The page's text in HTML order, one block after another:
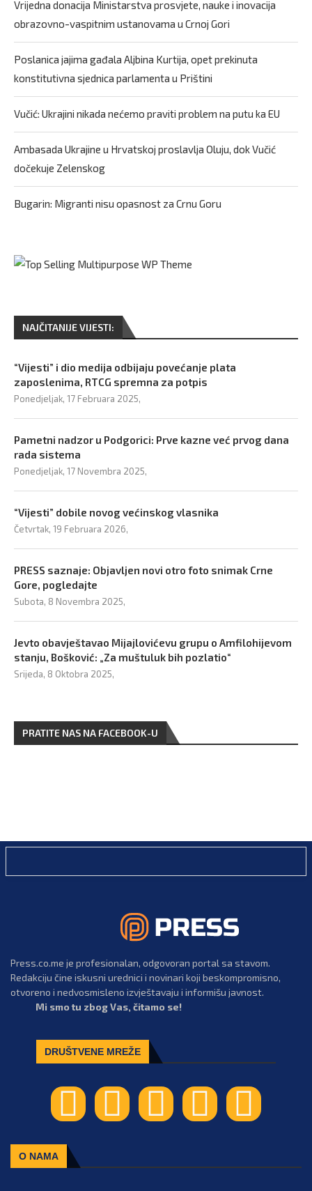
Vrijedna donacija Ministarstva prosvjete, nauke i inovacija
obrazovno-vaspitnim ustanovama u Crnoj Gori
Poslanica jajima gađala Aljbina Kurtija, opet prekinuta
konstitutivna sjednica parlamenta u Prištini
Vučić: Ukrajini nikada nećemo praviti problem na putu ka EU
Ambasada Ukrajine u Hrvatskoj proslavlja Oluju, dok Vučić
dočekuje Zelenskog
Bugarin: Migranti nisu opasnost za Crnu Goru
NAJČITANIJE VIJESTI:
“Vijesti” i dio medija odbijaju povećanje plata
zaposlenima, RTCG spremna za potpis
Ponedjeljak, 17 Februara 2025,
Pametni nadzor u Podgorici: Prve kazne već prvog dana
rada sistema
Ponedjeljak, 17 Novembra 2025,
“Vijesti” dobile novog većinskog vlasnika
Četvrtak, 19 Februara 2026,
PRESS saznaje: Objavljen novi otro foto snimak Crne
Gore, pogledajte
Subota, 8 Novembra 2025,
Jevto obavještavao Mijajlovićevu grupu o Amfilohijevom
stanju, Bošković: „Za muštuluk bih pozlatio“
Srijeda, 8 Oktobra 2025,
PRATITE NAS NA FACEBOOK-U
Press.co.me je profesionalan, odgovoran portal sa stavom.
Redakciju čine iskusni urednici i novinari koji beskompromisno,
otvoreno i nedvosmisleno izvještavaju i informišu javnost.
Mi smo tu zbog Vas, čitamo se!
DRUŠTVENE MREŽE
O NAMA